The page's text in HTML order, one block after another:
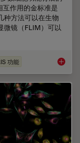
作用的金标准是
种方法可以在生物
微镜（FLIM）可以
功能 通过非